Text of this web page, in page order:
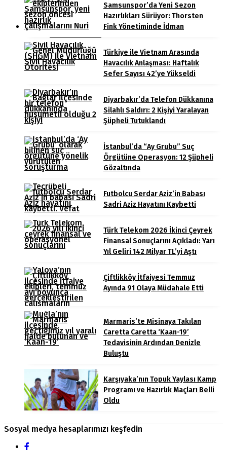
PUAN DURUMLARI
Samsunspor’da Yeni Sezon
Hazırlıkları Sürüyor: Thorsten
Fink Yönetiminde İdman
Türkiye ile Vietnam Arasında
Havacılık Anlaşması: Haftalık
Sefer Sayısı 42’ye Yükseldi
Diyarbakır’da Telefon Dükkanına
Silahlı Saldırı: 2 Kişiyi Yaralayan
Şüpheli Tutuklandı
İstanbul’da “Ay Grubu” Suç
Örgütüne Operasyon: 12 Şüpheli
Gözaltında
Futbolcu Serdar Aziz’in Babası
Sadri Aziz Hayatını Kaybetti
Türk Telekom 2026 İkinci Çeyrek
Finansal Sonuçlarını Açıkladı: Yarı
Yıl Geliri 142 Milyar TL’yi Aştı
Çiftlikköy İtfaiyesi Temmuz
Ayında 91 Olaya Müdahale Etti
Marmaris’te Misinaya Takılan
Caretta Caretta ‘Kaan-19’
Tedavisinin Ardından Denizle
Buluştu
Karşıyaka’nın Topuk Yaylası Kamp
Programı ve Hazırlık Maçları Belli
Oldu
Sosyal medya hesaplarımızı keşfedin